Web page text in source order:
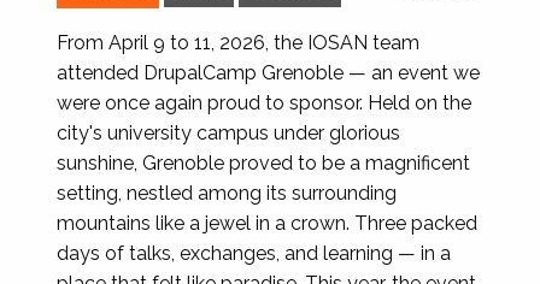
From April 9 to 11, 2026, the IOSAN team
attended DrupalCamp Grenoble — an event we
were once again proud to sponsor. Held on the
city's university campus under glorious
sunshine, Grenoble proved to be a magnificent
setting, nestled among its surrounding
mountains like a jewel in a crown. Three packed
days of talks, exchanges, and learning — in a